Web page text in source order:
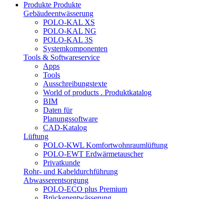
Produkte Produkte
Gebäudeentwässerung
POLO-KAL XS
POLO-KAL NG
POLO-KAL 3S
Systemkomponenten
Tools & Softwareservice
Apps
Tools
Ausschreibungstexte
World of products . Produktkatalog
BIM
Daten für
Planungssoftware
CAD-Katalog
Lüftung
POLO-KWL Komfortwohnraumlüftung
POLO-EWT Erdwärmetauscher
Privatkunde
Rohr- und Kabeldurchführung
Abwasserentsorgung
POLO-ECO plus Premium